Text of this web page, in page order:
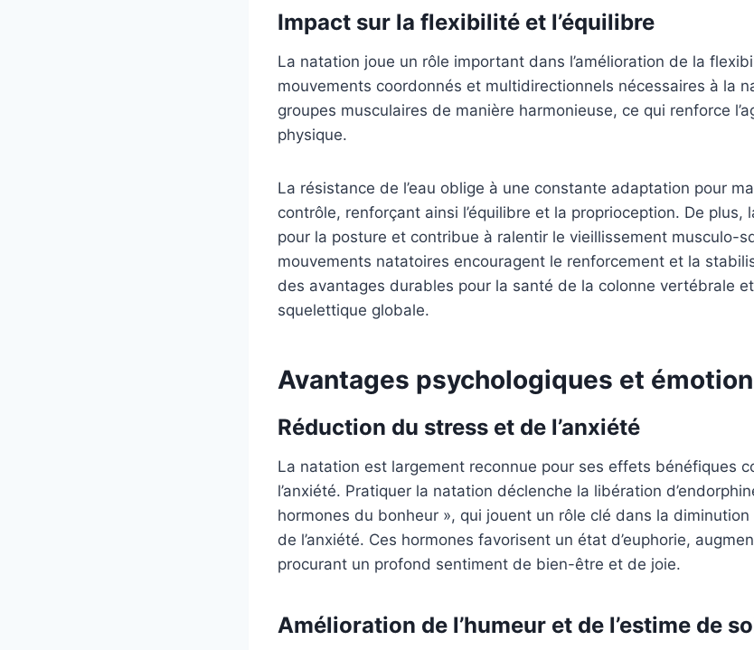
Impact sur la flexibilité et l’équilibre
La natation joue un rôle important dans l’amélioration de la
mouvements coordonnés et multidirectionnels nécessaires à la
groupes musculaires de manière harmonieuse, ce qui renforce
physique.
La résistance de l’eau oblige à une constante adaptation pour
contrôle, renforçant ainsi l’équilibre et la proprioception. De plus,
pour la posture et contribue à ralentir le vieillissement musculo-
mouvements natatoires encouragent le renforcement et la
des avantages durables pour la santé de la colonne vertébrale
squelettique globale.
Avantages psychologiques et
Réduction du stress et de l’anxiété
La natation est largement reconnue pour ses effets bénéfiques
l’anxiété. Pratiquer la natation déclenche la libération
hormones du bonheur », qui jouent un rôle clé dans la
de l’anxiété. Ces hormones favorisent un état d’euphorie,
procurant un profond sentiment de bien-être et de joie.
Amélioration de l’humeur et de l’estime de